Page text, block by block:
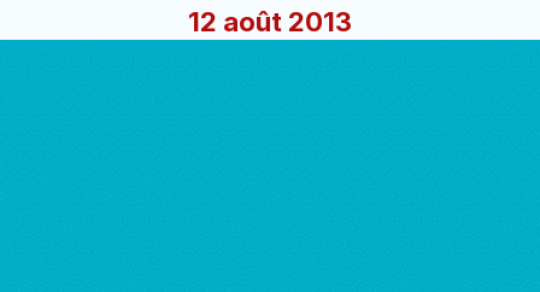
12 août 2013